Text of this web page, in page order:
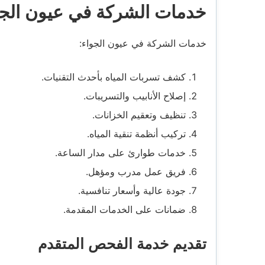
خدمات الشركة في عيون
خدمات الشركة في عيون الجواء:
كشف تسربات المياه بأحدث التقنيات.
إصلاح الأنابيب والتسريبات.
تنظيف وتعقيم الخزانات.
تركيب أنظمة تنقية المياه.
خدمات طوارئ على مدار الساعة.
فريق عمل مدرب ومؤهل.
جودة عالية وأسعار تنافسية.
ضمانات على الخدمات المقدمة.
تقديم خدمة الفحص المتقدم